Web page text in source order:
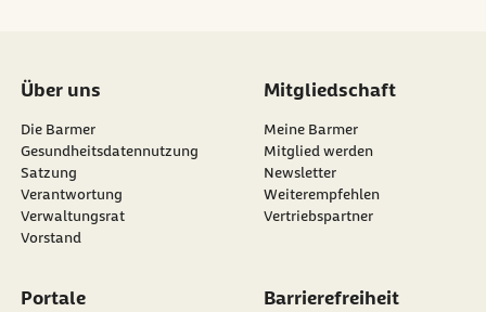
Über uns
Die Barmer
Gesundheitsdatennutzung
Satzung
Verantwortung
Verwaltungsrat
Vorstand
Mitgliedschaft
Meine Barmer
Mitglied werden
Newsletter
externer Link:
Weiterempfehlen
Vertriebspartner
Portale Barrierefreiheit